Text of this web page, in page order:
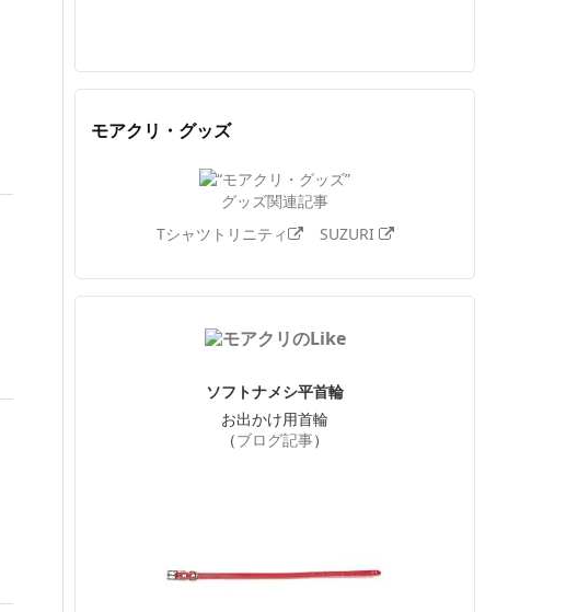
モアクリ・グッズ
グッズ関連記事
Tシャツトリニティ
SUZURI
ソフトナメシ平首輪
お出かけ用首輪
（ブログ記事）